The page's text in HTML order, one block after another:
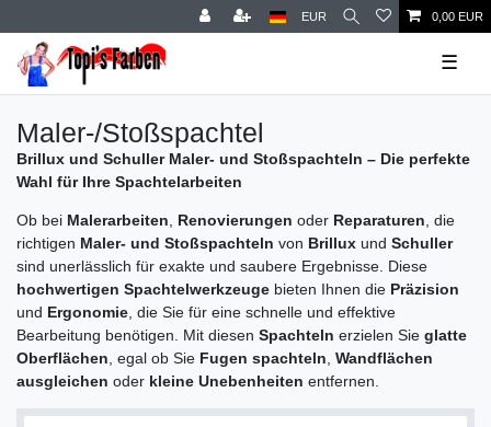
EUR 0,00 EUR
☰
Maler-/Stoßspachtel
Brillux und Schuller Maler- und Stoßspachteln – Die perfekte
Wahl für Ihre Spachtelarbeiten
Ob bei Malerarbeiten Renovierungen oder Reparaturen , die
richtigen Maler- und Stoßspachteln von Brillux und Schuller
sind unerlässlich für exakte und saubere Ergebnisse. Diese
hochwertigen Spachtelwerkzeuge bieten Ihnen die Präzision
und Ergonomie , die Sie für eine schnelle und effektive
Bearbeitung benötigen. Mit diesen Spachteln erzielen Sie glatte
Oberflächen , egal ob Sie Fugen spachteln Wandflächen
ausgleichen oder kleine Unebenheiten entfernen.